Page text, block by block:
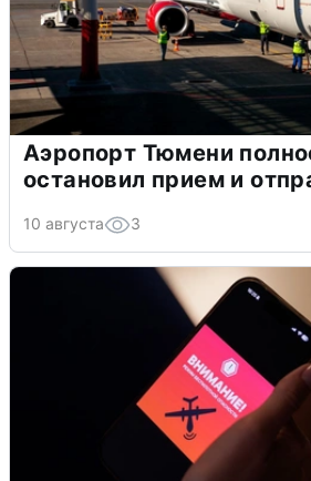
Аэропорт Тюмени
остановил прием и
10 августа 3